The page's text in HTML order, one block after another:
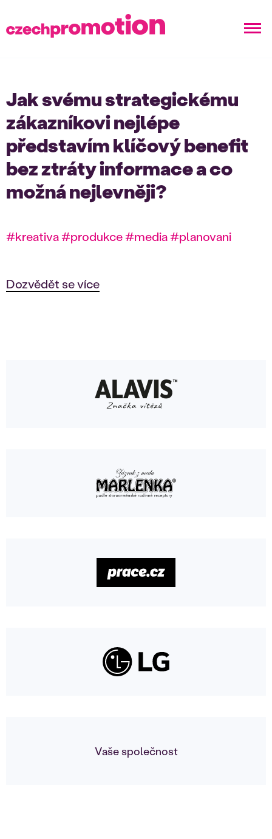
Jak svému strategickému
zákazníkovi nejlépe
představím klíčový benefit
bez ztráty informace a co
možná nejlevněji?
#kreativa #produkce #media #planovani
Dozvědět se více
Vaše společnost